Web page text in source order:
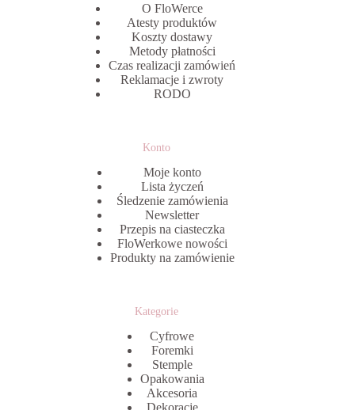
O FloWerce
Atesty produktów
Koszty dostawy
Metody płatności
Czas realizacji zamówień
Reklamacje i zwroty
RODO
Konto
Moje konto
Lista życzeń
Śledzenie zamówienia
Newsletter
Przepis na ciasteczka
FloWerkowe nowości
Produkty na zamówienie
Kategorie
Cyfrowe
Foremki
Stemple
Opakowania
Akcesoria
Dekoracje